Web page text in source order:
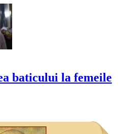
baticului la femeile